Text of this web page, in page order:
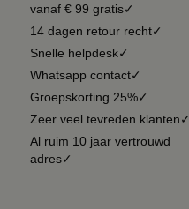
vanaf € 99 gratis✓
14 dagen retour recht✓
Snelle helpdesk✓
Whatsapp contact✓
Groepskorting 25%✓
Zeer veel tevreden klanten✓
Al ruim 10 jaar vertrouwd
adres✓